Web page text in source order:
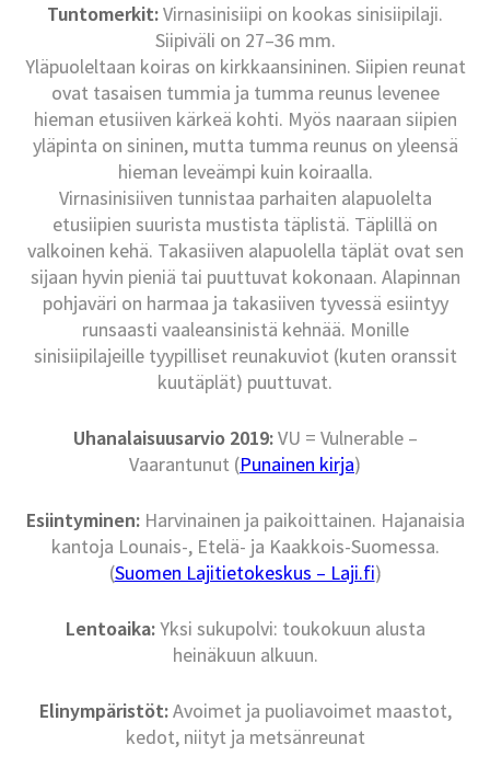
Tuntomerkit:Virnasinisiipi on kookas sinisiipilaji.
Siipiväli on 27–36 mm.
Yläpuoleltaan koiras on kirkkaansininen. Siipien reunat
ovat tasaisen tummia ja tumma reunus levenee
hieman etusiiven kärkeä kohti. Myös naaraan siipien
yläpinta on sininen, mutta tumma reunus on yleensä
hieman leveämpi kuin koiraalla.
Virnasinisiiven tunnistaa parhaiten alapuolelta
etusiipien suurista mustista täplistä. Täplillä on
valkoinen kehä. Takasiiven alapuolella täplät ovat sen
sijaan hyvin pieniä tai puuttuvat kokonaan. Alapinnan
pohjaväri on harmaa ja takasiiven tyvessä esiintyy
runsaasti vaaleansinistä kehnää. Monille
sinisiipilajeille tyypilliset reunakuviot (kuten oranssit
kuutäplät) puuttuvat.
Uhanalaisuusarvio 2019:VU = Vulnerable –
Vaarantunut (Punainen kirja)
Esiintyminen:Harvinainen ja paikoittainen. Hajanaisia
kantoja Lounais-, Etelä- ja Kaakkois-Suomessa.
(Suomen Lajitietokeskus – Laji.fi)
Lentoaika:Yksi sukupolvi: toukokuun alusta
heinäkuun alkuun.
Elinympäristöt:Avoimet ja puoliavoimet maastot,
kedot, niityt ja metsänreunat